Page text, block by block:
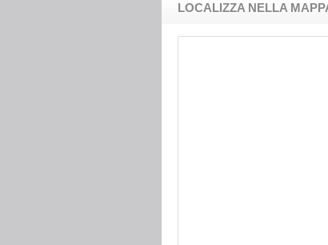
LOCALIZZA NELLA